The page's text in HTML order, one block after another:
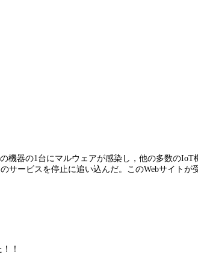
機器の1台にマルウェアが感染し，他の多数の
サービスを停止に追い込んだ。このWebサイトが
！